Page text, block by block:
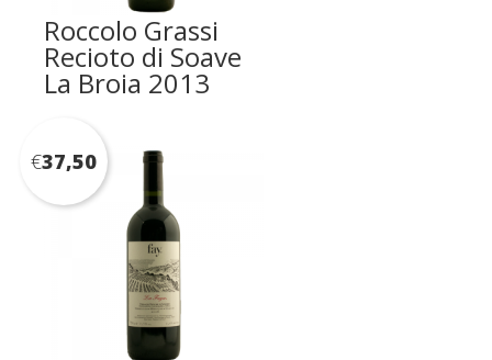
Roccolo Grassi
Recioto di Soave
La Broia 2013
€37,50